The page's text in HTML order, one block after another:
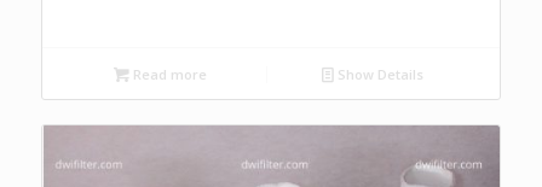
Read more Show Details